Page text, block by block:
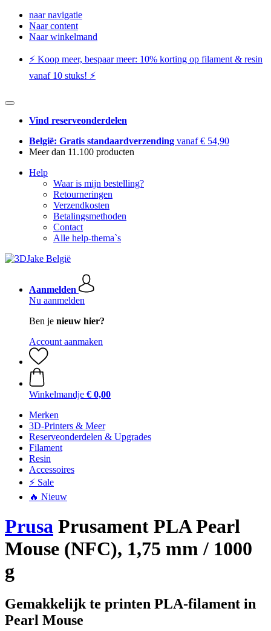
naar navigatie
Naar content
Naar winkelmand
⚡️ Koop meer, bespaar meer: ​​10% korting op filament & resin
vanaf 10 stuks! ⚡️
Vind reserveonderdelen
België: Gratis standaardverzending vanaf € 54,90
Meer dan 11.100 producten
Help
Waar is mijn bestelling?
Retourneringen
Verzendkosten
Betalingsmethoden
Contact
Alle help-thema`s
Aanmelden
Nu aanmelden
Ben je nieuw hier?
Account aanmaken
Winkelmandje € 0,00
Merken
3D-Printers & Meer
Reserveonderdelen & Upgrades
Filament
Resin
Accessoires
⚡ Sale
🔥 Nieuw
Prusa Prusament PLA Pearl
Mouse (NFC), 1,75 mm / 1000
g
Gemakkelijk te printen PLA-filament in
Pearl Mouse